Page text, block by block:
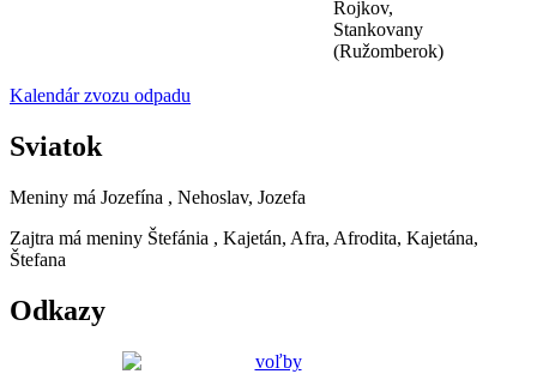
Rojkov,
Stankovany
(Ružomberok)
Kalendár zvozu odpadu
Sviatok
Meniny má Jozefína , Nehoslav, Jozefa
Zajtra má meniny Štefánia , Kajetán, Afra, Afrodita, Kajetána,
Štefana
Odkazy